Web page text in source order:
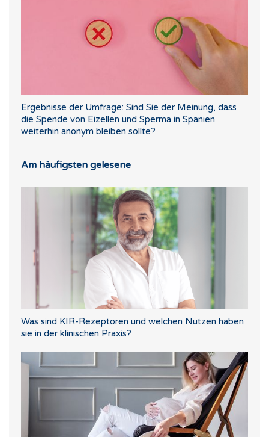
Ergebnisse der Umfrage: Sind Sie der Meinung, dass
die Spende von Eizellen und Sperma in Spanien
weiterhin anonym bleiben sollte?
Am häufigsten gelesene
Was sind KIR-Rezeptoren und welchen Nutzen haben
sie in der klinischen Praxis?